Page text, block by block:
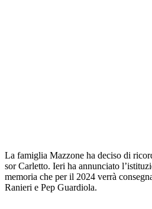
La famiglia Mazzone ha deciso di
sor Carletto. Ieri ha annunciato
memoria che per il 2024 verrà
Ranieri e Pep Guardiola.